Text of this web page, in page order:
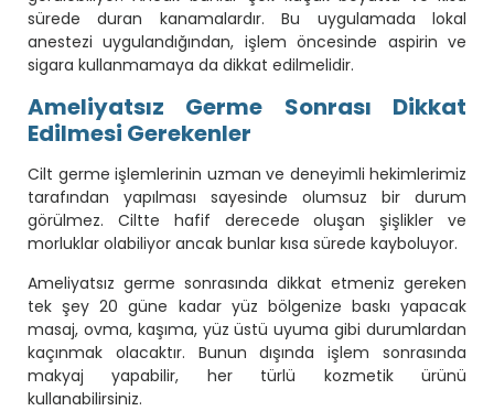
sürede duran kanamalardır. Bu uygulamada lokal
anestezi uygulandığından, işlem öncesinde aspirin ve
sigara kullanmamaya da dikkat edilmelidir.
Ameliyatsız Germe Sonrası Dikkat
Edilmesi Gerekenler
Cilt germe işlemlerinin uzman ve deneyimli hekimlerimiz
tarafından yapılması sayesinde olumsuz bir durum
görülmez. Ciltte hafif derecede oluşan şişlikler ve
morluklar olabiliyor ancak bunlar kısa sürede kayboluyor.
Ameliyatsız germe sonrasında dikkat etmeniz gereken
tek şey 20 güne kadar yüz bölgenize baskı yapacak
masaj, ovma, kaşıma, yüz üstü uyuma gibi durumlardan
kaçınmak olacaktır. Bunun dışında işlem sonrasında
makyaj yapabilir, her türlü kozmetik ürünü
kullanabilirsiniz.